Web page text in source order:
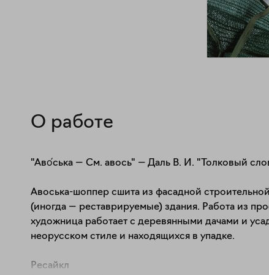
О работе
"Аво́ська — См. авось" — Даль В. И. "Толковый
Авоська-шоппер сшита из фасадной
(иногда — реставрируемые) здания. Работа из
художница работает с деревянными дачами и
неорусском стиле и находящихся в упадке.
Ресайкл